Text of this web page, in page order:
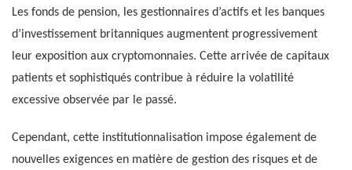
Les fonds de pension, les gestionnaires d’actifs et les banques
d’investissement britanniques augmentent progressivement
leur exposition aux cryptomonnaies. Cette arrivée de capitaux
patients et sophistiqués contribue à réduire la volatilité
excessive observée par le passé.
Cependant, cette institutionnalisation impose également de
nouvelles exigences en matière de gestion des risques et de